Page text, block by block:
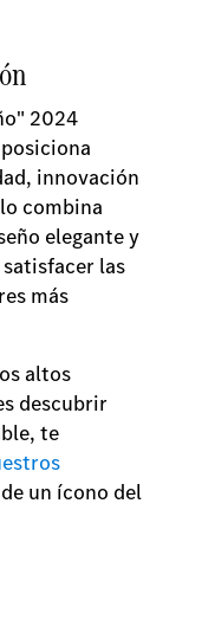
2024
innovación
combina
elegante y
las
más
altos
descubrir
te
un ícono del